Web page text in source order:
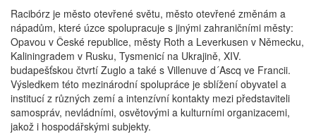
Racibórz je město otevřené světu, město otevřené změnám a
nápadům, které úzce spolupracuje s jinými zahraničními městy:
Opavou v České republice, městy Roth a Leverkusen v Německu,
Kaliningradem v Rusku, Tysmenicí na Ukrajině, XIV.
budapešťskou čtvrtí Zuglo a také s Villenuve d´Ascq ve Francii.
Výsledkem této mezinárodní spolupráce je sblížení obyvatel a
institucí z různých zemí a intenzívní kontakty mezi představiteli
samospráv, nevládními, osvětovými a kulturními organizacemi,
jakož i hospodářskými subjekty.